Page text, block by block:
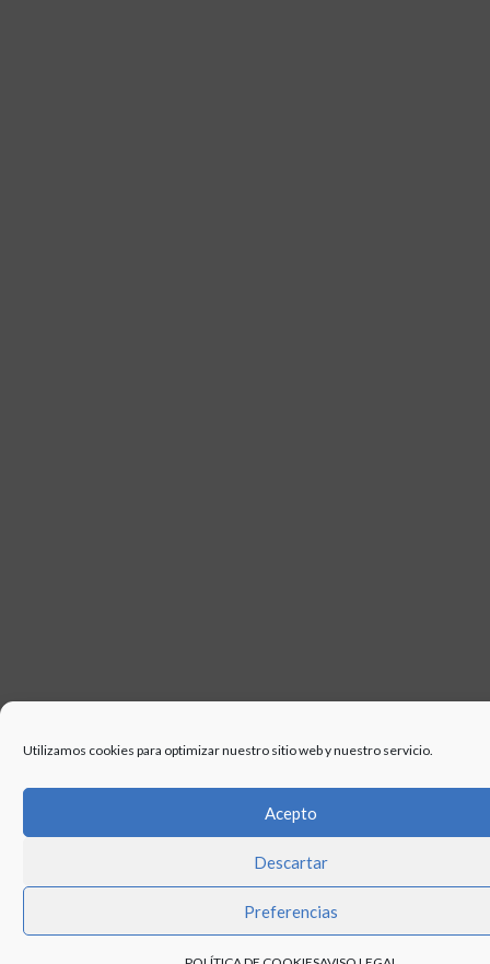
Utilizamos cookies para optimizar nuestro sitio web y nuestro servicio.
Acepto
Descartar
Preferencias